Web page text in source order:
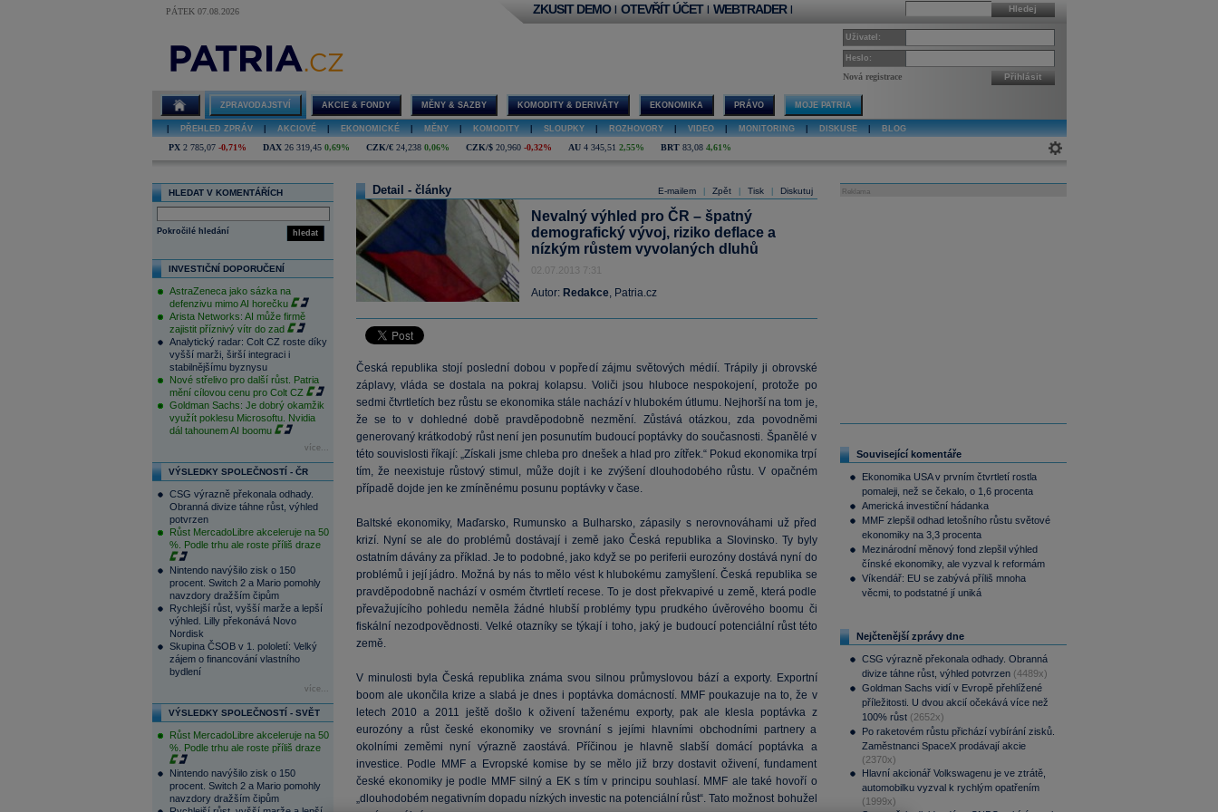
PÁTEK 07.08.2026 Hledej
ZKUSIT DEMO | OTEVŘÍT ÚČET | WEBTRADER |
Uživatel:
Heslo:
Nová registrace Přihlásit
ZPRAVODAJSTVÍ AKCIE & FONDY MĚNY & SAZBY KOMODITY & DERIVÁTY EKONOMIKA PRÁVO MOJE PATRIA
PŘEHLED ZPRÁV AKCIOVÉ EKONOMICKÉ MĚNY KOMODITY SLOUPKY ROZHOVORY VIDEO MONITORING DISKUSE BLOG
PX 2 785,07 -0,71% DAX 26 319,45 0,69% CZK/€ 24,238 0,06% CZK/$ 20,960 -0,32% AU 4 345,51 2,55% BRT 83,08 4,61%
HLEDAT V KOMENTÁŘÍCH
hledat
Pokročilé hledání
INVESTIČNÍ DOPORUČENÍ
AstraZeneca jako sázka na
defenzivu mimo AI horečku
Arista Networks: AI může firmě
zajistit příznivý vítr do zad
Analytický radar: Colt CZ roste díky
vyšší marži, širší integraci i
stabilnějšímu byznysu
Nové střelivo pro další růst. Patria
mění cílovou cenu pro Colt CZ
Goldman Sachs: Je dobrý okamžik
využít poklesu Microsoftu. Nvidia
dál tahounem AI boomu
více...
VÝSLEDKY SPOLEČNOSTÍ - ČR
CSG výrazně překonala odhady.
Obranná divize táhne růst, výhled
potvrzen
Růst MercadoLibre akceleruje na 50
%. Podle trhu ale roste příliš draze
Nintendo navýšilo zisk o 150
procent. Switch 2 a Mario pomohly
navzdory dražším čipům
Rychlejší růst, vyšší marže a lepší
výhled. Lilly překonává Novo
Nordisk
Skupina ČSOB v 1. pololetí: Velký
zájem o financování vlastního
bydlení
více...
VÝSLEDKY SPOLEČNOSTÍ - SVĚT
Růst MercadoLibre akceleruje na 50
%. Podle trhu ale roste příliš draze
Nintendo navýšilo zisk o 150
procent. Switch 2 a Mario pomohly
navzdory dražším čipům
E-mailem Zpět Tisk Diskutuj
Detail - články
Nevalný výhled pro ČR – špatný
demografický vývoj, riziko deflace a
nízkým růstem vyvolaných dluhů
02.07.2013 7:31
Autor: Redakce, Patria.cz
Česká republika stojí poslední dobou v popředí zájmu světových médií. Trápily ji obrovské
záplavy, vláda se dostala na pokraj kolapsu. Voliči jsou hluboce nespokojení, protože po
sedmi čtvrtletích bez růstu se ekonomika stále nachází v hlubokém útlumu. Nejhorší na tom je,
že se to v dohledné době pravděpodobně nezmění. Zůstává otázkou, zda povodněmi
generovaný krátkodobý růst není jen posunutím budoucí poptávky do současnosti. Španělé v
této souvislosti říkají: „Získali jsme chleba pro dnešek a hlad pro zítřek.“ Pokud ekonomika trpí
tím, že neexistuje růstový stimul, může dojít i ke zvýšení dlouhodobého růstu. V opačném
případě dojde jen ke zmíněnému posunu poptávky v čase.
Baltské ekonomiky, Maďarsko, Rumunsko a Bulharsko, zápasily s nerovnováhami už před
krizí. Nyní se ale do problémů dostávají i země jako Česká republika a Slovinsko. Ty byly
ostatním dávány za příklad. Je to podobné, jako když se po periferii eurozóny dostává nyní do
problémů i její jádro. Možná by nás to mělo vést k hlubokému zamyšlení. Česká republika se
pravděpodobně nachází v osmém čtvrtletí recese. To je dost překvapivé u země, která podle
převažujícího pohledu neměla žádné hlubší problémy typu prudkého úvěrového boomu či
fiskální nezodpovědnosti. Velké otazníky se týkají i toho, jaký je budoucí potenciální růst této
země.
V minulosti byla Česká republika známa svou silnou průmyslovou bází a exporty. Exportní
boom ale ukončila krize a slabá je dnes i poptávka domácností. MMF poukazuje na to, že v
letech 2010 a 2011 ještě došlo k oživení taženému exporty, pak ale klesla poptávka z
eurozóny a růst české ekonomiky ve srovnání s jejími hlavními obchodními partnery a
okolními zeměmi nyní výrazně zaostává. Příčinou je hlavně slabší domácí poptávka a
investice. Podle MMF a Evropské komise by se mělo již brzy dostavit oživení, fundament
české ekonomiky je podle MMF silný a EK s tím v principu souhlasí. MMF ale také hovoří o
„dlouhodobém negativním dopadu nízkých investic na potenciální růst“. Tato možnost bohužel
Reklama
Související komentáře
Ekonomika USA v prvním čtvrtletí rostla
pomaleji, než se čekalo, o 1,6 procenta
Americká investiční hádanka
MMF zlepšil odhad letošního růstu světové
ekonomiky na 3,3 procenta
Mezinárodní měnový fond zlepšil výhled
čínské ekonomiky, ale vyzval k reformám
Víkendář: EU se zabývá příliš mnoha
věcmi, to podstatné jí uniká
Nejčtenější zprávy dne
CSG výrazně překonala odhady. Obranná
divize táhne růst, výhled potvrzen (4489x)
Goldman Sachs vidí v Evropě přehlížené
příležitosti. U dvou akcií očekává více než
100% růst (2652x)
Po raketovém růstu přichází vybírání zisků.
Zaměstnanci SpaceX prodávají akcie
(2370x)
Hlavní akcionář Volkswagenu je ve ztrátě,
automobilku vyzval k rychlým opatřením
(1999x)